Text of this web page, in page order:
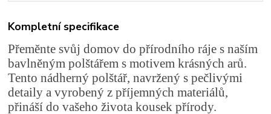
Kompletní specifikace
Přeměnte svůj domov do přírodního ráje s naším
bavlněným polštářem s motivem krásných arů.
Tento nádherný polštář, navržený s pečlivými
detaily a vyrobený z příjemných materiálů,
přináší do vašeho života kousek přírody.